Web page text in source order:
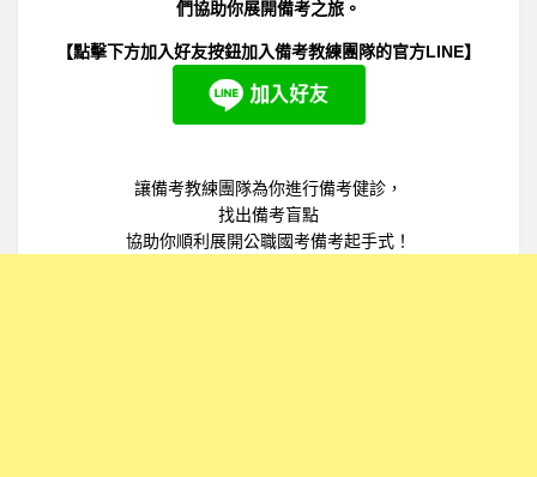
們協助你展開備考之旅。
【點擊下方加入好友按鈕加入備考教練團隊的官方LINE】
讓備考教練團隊為你進行備考健診，
找出備考盲點
協助你順利展開公職國考備考起手式！